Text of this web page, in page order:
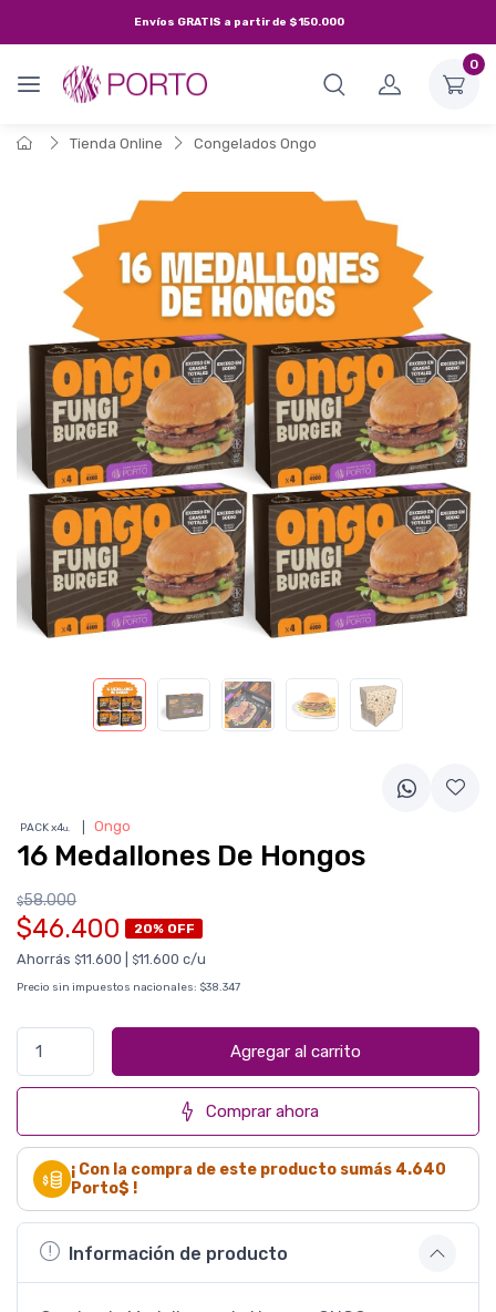
Envíos GRATIS a partir de $150.000
0
Tienda Online Congelados Ongo
PACK x4u. Ongo
16 Medallones De Hongos
$58.000
$46.400 20% OFF
Ahorrás $11.600 $11.600 c/u
Precio sin impuestos nacionales: $38.347
Agregar al carrito
Comprar ahora
¡ Con la compra de este producto sumás 4.640
Porto$ !
Información de producto